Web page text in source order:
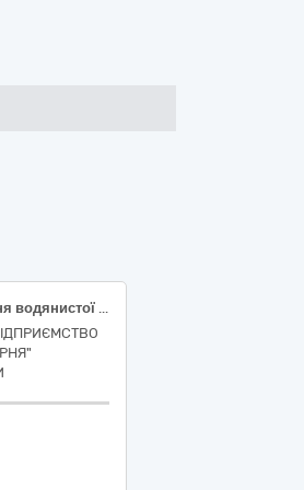
35907 - Матеріал для заміщення водянистої вологи/рідини склоподібного тіла ока інтраопераційний (Q020303 – Офтальмологія, в’язкоеластичні рідини); 35907 - Матеріал для заміщення водянистої вологи/рідини склоподібного тіла ока інтраопераційний (Q020303 – Офтальмологія, в’язкоеластичні рідини); 35907 - Матеріал для заміщення водянистої вологи/рідини склоподібного тіла ока інтраопераційний (Q020303 – Офтальмологія, в’язкоеластичні рідини); 36586 –Офтальмологічна помпа для іригації/аспірації (Q020601 – Набори для факоемульсифікації); 37207 – Рідина для іригації під час проведення хірургічної/медичної процедури (Q02030203 – Збалансовані сольові розчини для офтальмохірургії); 46738 – Офтальмологічний ніж одноразового застосування відновлений (Q02010103 – Офтальмологічні калібровані мікроножі, фако (верхня заточка, дві ріжучі кромки, шліфований)); 46738 – Офтальмологічний ніж одноразового застосування відновлений (Q02010103 – Офтальмологічні калібровані мікроножі, фако (верхня заточка, дві ріжучі кромки, шліфований)); 46738 – Офтальмологічний ніж одноразового застосування відновлений (Q02010103 – Офтальмологічні калібровані мікроножі, фако (верхня заточка, дві ріжучі кромки, шліфований)); 16069 – Інтраокулярна лінза з ірідокапсулярною фіксацією (P0301–Інтраокулярні лінзи (IOL)); 47726 – Картридж для введення інтраокулярної лінзи (V01– Різальні пристрої, одноразові); 16069 – Інтраокулярна лінза з ірідокапсулярною фіксацією (P0301–Інтраокулярні лінзи (IOL)); 46697 – Хірургічне офтальмологічне простирадло (T020102 – Спеціальні простирадла для хірургії); 45180 – Очний барвник (Q02030206 – Розчини для змащування ока)